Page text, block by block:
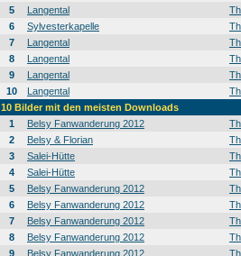
5
Langental
6
Sylvesterkapelle
7
Langental
8
Langental
9
Langental
10
Langental
10 Bilder mit den meisten Downloads
1
Belsy Fanwanderung 2012
2
Belsy & Florian
3
Salei-Hütte
4
Salei-Hütte
5
Belsy Fanwanderung 2012
6
Belsy Fanwanderung 2012
7
Belsy Fanwanderung 2012
8
Belsy Fanwanderung 2012
9
Belsy Fanwanderung 2012